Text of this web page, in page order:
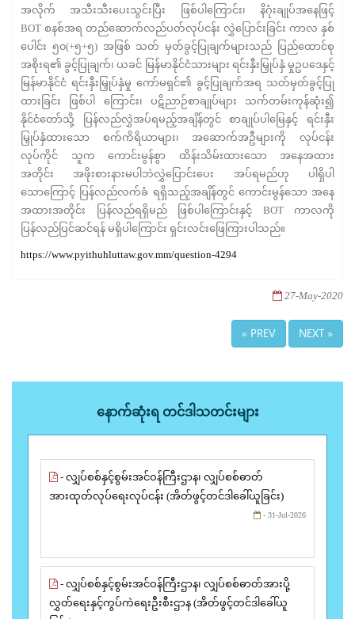
အလိုက် အသီးသီးပေးသွင်းပြီး ဖြစ်ပါကြောင်း၊ နိဂုံးချုပ်အနေဖြင့်
BOT စနစ်အရ တည်ဆောက်လည်ပတ်လုပ်ငန်း လွှဲပြောင်းခြင်း ကာလ နှစ်
ပေါင်း ၅၀(+၅+၅) အဖြစ် သတ် မှတ်ခွင့်ပြုချက်များသည် ပြည်ထောင်စု
အစိုးရ၏ ခွင့်ပြုချက်၊ ယခင် မြန်မာနိုင်ငံသားများ ရင်းနှီးမြှုပ်နှံ မှုဥပဒေနှင့်
မြန်မာနိုင်ငံ ရင်းနှီးမြှုပ်နှံမှု ကော်မရှင်၏ ခွင့်ပြုချက်အရ သတ်မှတ်ခွင့်ပြု
ထားခြင်း ဖြစ်ပါ ကြောင်း၊ ပဋိညာဉ်စာချုပ်များ သက်တမ်းကုန်ဆုံး၍
နိုင်ငံတော်သို့ ပြန်လည်လွှဲအပ်ရမည့်အချိန်တွင် စာချုပ်ပါမြေနှင့် ရင်းနှီး
မြှုပ်နှံထားသော စက်ကိရိယာများ၊ အဆောက်အဦများကို လုပ်ငန်း
လုပ်ကိုင် သူက ကောင်းမွန်စွာ ထိန်းသိမ်းထားသော အနေအထား
အတိုင်း အဖိုးစားနားမပါဘဲလွှဲပြောင်းပေး အပ်ရမည်ဟု ပါရှိပါ
သောကြောင့် ပြန်လည်လက်ခံ ရရှိသည့်အချိန်တွင် ကောင်းမွန်သော အနေ
အထားအတိုင်း ပြန်လည်ရရှိမည် ဖြစ်ပါကြောင်းနှင့် BOT ကာလကို
ပြန်လည်ပြင်ဆင်ရန် မရှိပါကြောင်း ရှင်းလင်းဖြေကြားပါသည်။
https://www.pyithuhluttaw.gov.mm/question-4294
27-May-2020
« PREV NEXT »
နောက်ဆုံးရ တင်ဒါသတင်းများ
- လျှပ်စစ်နှင့်စွမ်းအင်ဝန်ကြီးဌာန၊ လျှပ်စစ်ဓာတ်
အားထုတ်လုပ်ရေးလုပ်ငန်း (အိတ်ဖွင့်တင်ဒါခေါ်ယူခြင်း)
- 31-Jul-2026
- လျှပ်စစ်နှင့်စွမ်းအင်ဝန်ကြီးဌာန၊ လျှပ်စစ်ဓာတ်အားပို့
လွှတ်ရေးနှင့်ကွပ်ကဲရေးဦးစီးဌာန (အိတ်ဖွင့်တင်ဒါခေါ်ယူ